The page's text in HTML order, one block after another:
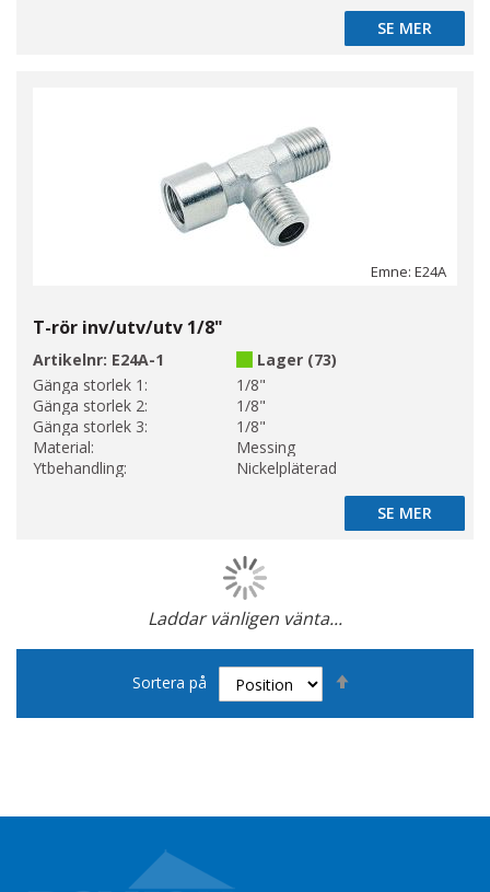
SE MER
SE MER
Emne: E24A
T-rör inv/utv/utv 1/8"
Artikelnr: E24A-1
Lager (73)
Gänga storlek 1:
1/8"
Gänga storlek 2:
1/8"
Gänga storlek 3:
1/8"
Material:
Messing
Ytbehandling:
Nickelpläterad
SE MER
SE MER
Laddar vänligen vänta...
Page
Sortera på